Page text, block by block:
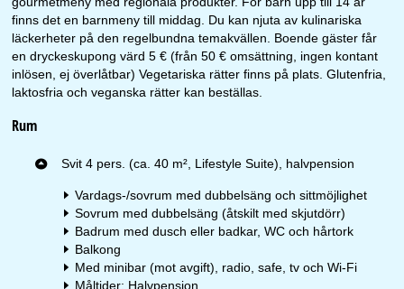
finns det en barnmeny till middag. Du kan njuta av kulinariska
läckerheter på den regelbundna temakvällen. Boende gäster får
en dryckeskupong värd 5 € (från 50 € omsättning, ingen kontant
inlösen, ej överlåtbar) Vegetariska rätter finns på plats. Glutenfria,
laktosfria och veganska rätter kan beställas.
Rum
Svit 4 pers. (ca. 40 m², Lifestyle Suite), halvpension
Vardags-/sovrum med dubbelsäng och sittmöjlighet
Sovrum med dubbelsäng (åtskilt med skjutdörr)
Badrum med dusch eller badkar, WC och hårtork
Balkong
Med minibar (mot avgift), radio, safe, tv och Wi-Fi
Måltider: Halvpension